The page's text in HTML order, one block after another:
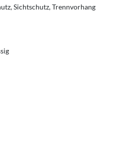
Sichtschutz, Trennvorhang